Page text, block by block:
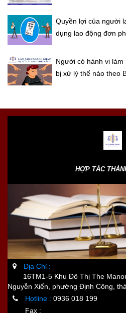
Quyền lợi của người
dụng lao động đơn
Người có hành vi
bị xử lý thế nào theo
HỢP TÁC
Địa Chỉ :
16TM1-5 Khu Đô Thị The
Nguyễn Xiển, phường Định Công,
Hotline : 0936 018 199
Fax :